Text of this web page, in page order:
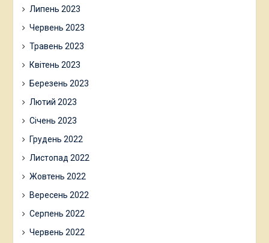
Липень 2023
Червень 2023
Травень 2023
Квітень 2023
Березень 2023
Лютий 2023
Січень 2023
Грудень 2022
Листопад 2022
Жовтень 2022
Вересень 2022
Серпень 2022
Червень 2022